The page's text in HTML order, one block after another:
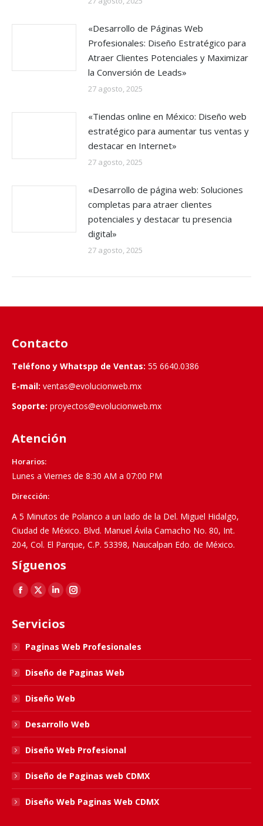
«Desarrollo de Páginas Web
Profesionales: Diseño Estratégico para
Atraer Clientes Potenciales y Maximizar
la Conversión de Leads»
27 agosto, 2025
«Tiendas online en México: Diseño web
estratégico para aumentar tus ventas y
destacar en Internet»
27 agosto, 2025
«Desarrollo de página web: Soluciones
completas para atraer clientes
potenciales y destacar tu presencia
digital»
27 agosto, 2025
Contacto
Teléfono y Whatspp de Ventas: 55 6640.0386
E-mail: ventas@evolucionweb.mx
Soporte: proyectos@evolucionweb.mx
Atención
Horarios:
Lunes a Viernes de 8:30 AM a 07:00 PM
Dirección:
A 5 Minutos de Polanco a un lado de la Del. Miguel Hidalgo,
Ciudad de México. Blvd. Manuel Ávila Camacho No. 80, Int.
204, Col. El Parque, C.P. 53398, Naucalpan Edo. de México.
Síguenos
Find us on:
Facebook
opens
in
new
window
X
opens
in
new
window
Linkedin
opens
new
window
Instagram
in
new
window
Servicios
Paginas Web Profesionales
Diseño de Paginas Web
Diseño Web
Desarrollo Web
Diseño Web Profesional
Diseño de Paginas web CDMX
Diseño Web Paginas Web CDMX